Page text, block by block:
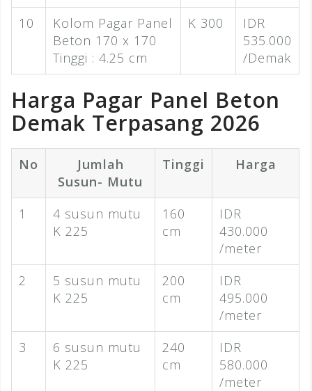
10
Kolom Pagar Panel
Beton 170 x 170
Tinggi : 4.25 cm
K 300
IDR
535.000
/Demak
Harga Pagar Panel Beton
Demak Terpasang 2026
No
Jumlah
Susun- Mutu
Tinggi Harga
1
4 susun mutu
K 225
160
cm
IDR
430.000
/meter
2
5 susun mutu
K 225
200
cm
IDR
495.000
/meter
3
6 susun mutu
K 225
240
cm
IDR
580.000
/meter